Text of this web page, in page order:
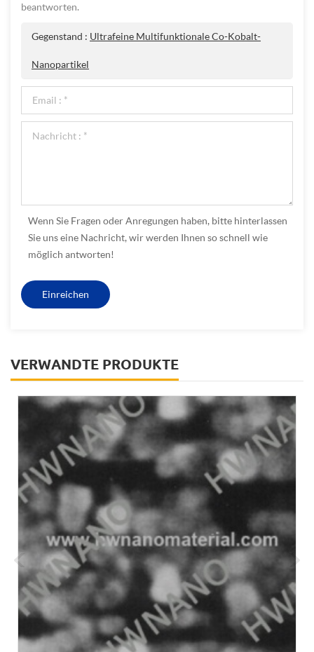
beantworten.
Gegenstand : Ultrafeine Multifunktionale Co-Kobalt-
Nanopartikel
Wenn Sie Fragen oder Anregungen haben, bitte hinterlassen
Sie uns eine Nachricht, wir werden Ihnen so schnell wie
möglich antworten!
VERWANDTE PRODUKTE